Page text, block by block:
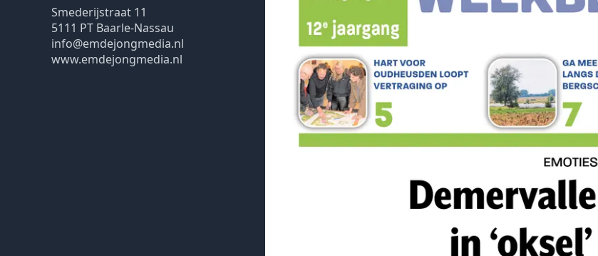
Smederijstraat 11
5111 PT Baarle-Nassau
info@emdejongmedia.nl
www.emdejongmedia.nl